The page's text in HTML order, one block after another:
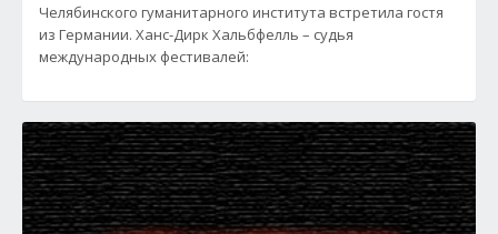
Челябинского гуманитарного института встретила гостя
из Германии. Ханс-Дирк Хальбфелль – судья
международных фестивалей: